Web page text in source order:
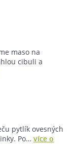
maso na
cibuli a
pytlík ovesných
Po… více o